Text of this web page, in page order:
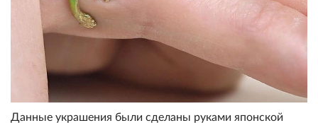
Данные украшения были сделаны руками японской